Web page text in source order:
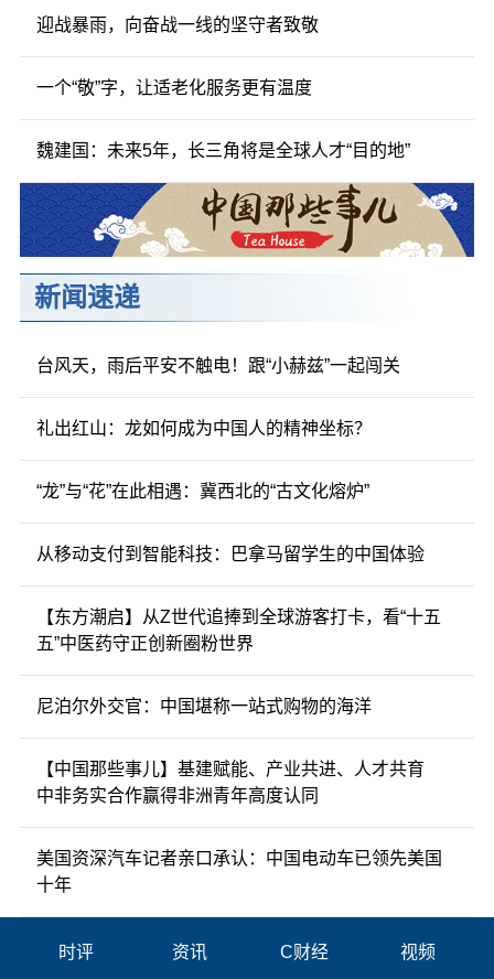
迎战暴雨，向奋战一线的坚守者致敬
一个“敬”字，让适老化服务更有温度
魏建国：未来5年，长三角将是全球人才“目的地”
新闻速递
台风天，雨后平安不触电！跟“小赫兹”一起闯关
礼出红山：龙如何成为中国人的精神坐标？
“龙”与“花”在此相遇：冀西北的“古文化熔炉”
从移动支付到智能科技：巴拿马留学生的中国体验
【东方潮启】从Z世代追捧到全球游客打卡，看“十五
五”中医药守正创新圈粉世界
尼泊尔外交官：中国堪称一站式购物的海洋
【中国那些事儿】基建赋能、产业共进、人才共育
中非务实合作赢得非洲青年高度认同
美国资深汽车记者亲口承认：中国电动车已领先美国
十年
时评 资讯 C财经 视频